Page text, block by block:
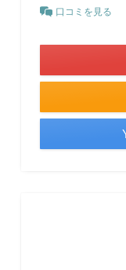
口コミを見る